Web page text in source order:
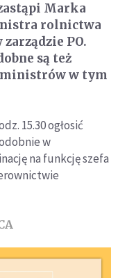
Marka
rolnictwa
PO.
są też
w tym
15.30 ogłosić
w
na funkcję szefa